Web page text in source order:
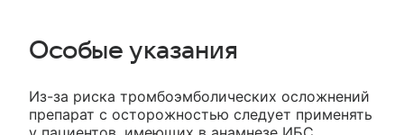
Особые указания
Из-за риска тромбоэмболических осложнений
препарат с осторожностью следует применять